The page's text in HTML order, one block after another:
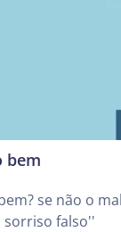
bem
se não o
sorriso falso''